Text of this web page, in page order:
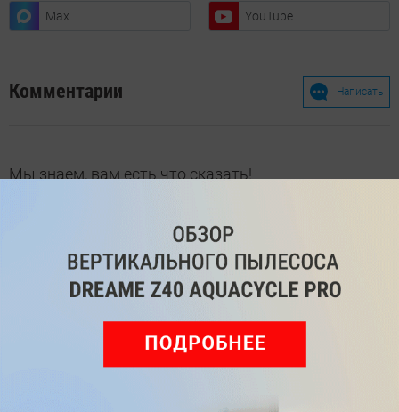
Max YouTube
Комментарии Написать
Мы знаем, вам есть что сказать!
оставить комментарий
Рекомендуем